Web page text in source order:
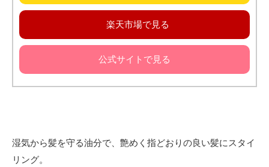
楽天市場で見る
公式サイトで見る
湿気から髪を守る油分で、艶めく指どおりの良い髪にスタイ
リング。